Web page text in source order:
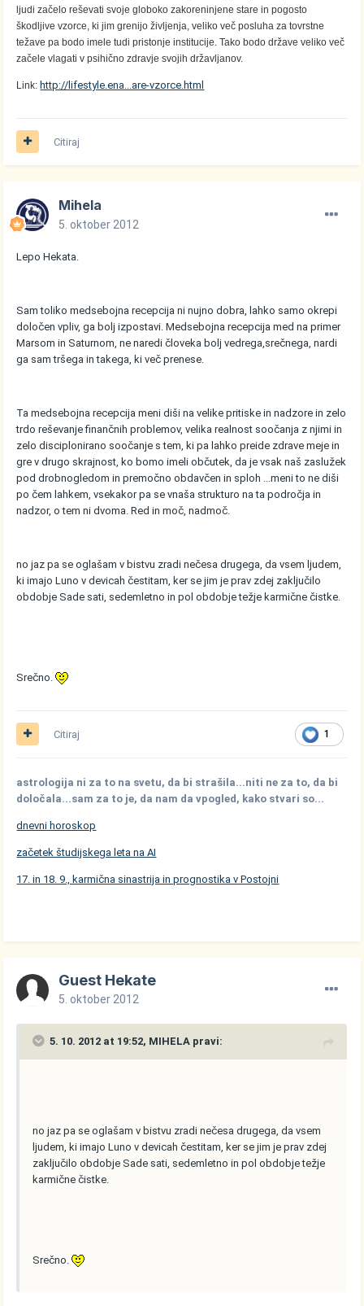
ljudi začelo reševati svoje globoko zakoreninjene stare in pogosto
škodljive vzorce, ki jim grenijo življenja, veliko več posluha za tovrstne
težave pa bodo imele tudi pristonje institucije. Tako bodo države veliko več
začele vlagati v psihično zdravje svojih državljanov.
Link: http://lifestyle.ena...are-vzorce.html
Citiraj
Mihela
5. oktober 2012
Lepo Hekata.
Sam toliko medsebojna recepcija ni nujno dobra, lahko samo okrepi
določen vpliv, ga bolj izpostavi. Medsebojna recepcija med na primer
Marsom in Saturnom, ne naredi človeka bolj vedrega,srečnega, nardi
ga sam tršega in takega, ki več prenese.
Ta medsebojna recepcija meni diši na velike pritiske in nadzore in zelo
trdo reševanje finančnih problemov, velika realnost soočanja z njimi in
zelo disciplonirano soočanje s tem, ki pa lahko preide zdrave meje in
gre v drugo skrajnost, ko bomo imeli občutek, da je vsak naš zaslužek
pod drobnogledom in premočno obdavčen in sploh ...meni to ne diši
po čem lahkem, vsekakor pa se vnaša strukturo na ta področja in
nadzor, o tem ni dvoma. Red in moč, nadmoč.
no jaz pa se oglašam v bistvu zradi nečesa drugega, da vsem ljudem,
ki imajo Luno v devicah čestitam, ker se jim je prav zdej zaključilo
obdobje Sade sati, sedemletno in pol obdobje težje karmične čistke.
Srečno.
1
Citiraj
astrologija ni za to na svetu, da bi strašila...niti ne za to, da bi
določala...sam za to je, da nam da vpogled, kako stvari so...
dnevni horoskop
začetek študijskega leta na AI
17. in 18. 9., karmična sinastrija in prognostika v Postojni
Guest Hekate
5. oktober 2012
5. 10. 2012 at 19:52, MIHELA pravi:
no jaz pa se oglašam v bistvu zradi nečesa drugega, da vsem
ljudem, ki imajo Luno v devicah čestitam, ker se jim je prav zdej
zaključilo obdobje Sade sati, sedemletno in pol obdobje težje
karmične čistke.
Srečno.